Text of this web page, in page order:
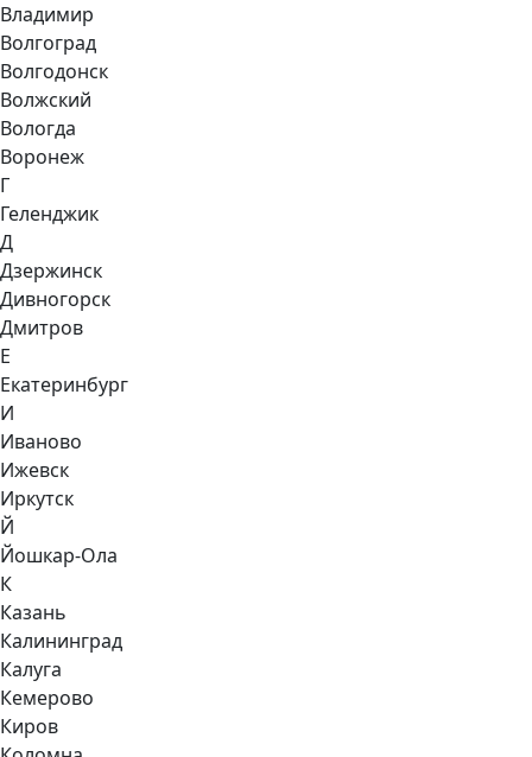
Владимир
Волгоград
Волгодонск
Волжский
Вологда
Воронеж
Г
Геленджик
Д
Дзержинск
Дивногорск
Дмитров
Е
Екатеринбург
И
Иваново
Ижевск
Иркутск
Й
Йошкар-Ола
К
Казань
Калининград
Калуга
Кемерово
Киров